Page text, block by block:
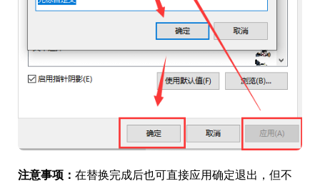
注意事项： 在替换完成后也可直接应用确定退出，但不